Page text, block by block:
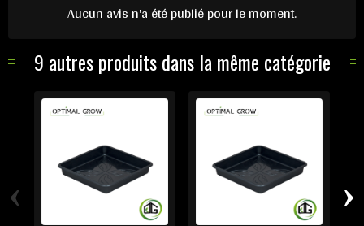
Aucun avis n'a été publié pour le moment.
9 autres produits dans la même catégorie
‹ ›